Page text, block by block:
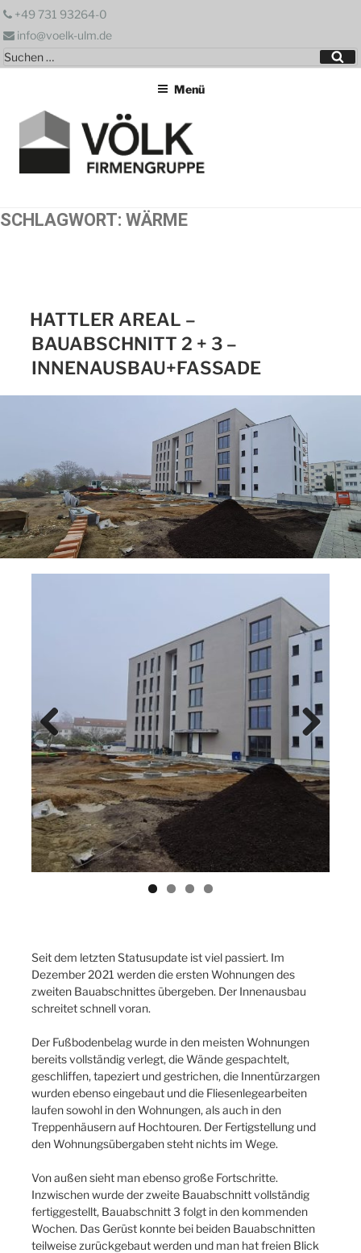
Zum
springen
+49 731 93264-0
info@voelk-ulm.de
Suchen
nach:
Menü
SCHLAGWORT: WÄRME
HATTLER AREAL –
BAUABSCHNITT 2 + 3 –
INNENAUSBAU+FASSADE
Previ
ous
Next
Seit dem letzten Statusupdate ist viel passiert. Im
Dezember 2021 werden die ersten Wohnungen des
zweiten Bauabschnittes übergeben. Der Innenausbau
schreitet schnell voran.
Der Fußbodenbelag wurde in den meisten Wohnungen
bereits vollständig verlegt, die Wände gespachtelt,
geschliffen, tapeziert und gestrichen, die Innentürzargen
wurden ebenso eingebaut und die Fliesenlegearbeiten
laufen sowohl in den Wohnungen, als auch in den
Treppenhäusern auf Hochtouren. Der Fertigstellung und
den Wohnungsübergaben steht nichts im Wege.
Von außen sieht man ebenso große Fortschritte.
Inzwischen wurde der zweite Bauabschnitt vollständig
fertiggestellt, Bauabschnitt 3 folgt in den kommenden
Wochen. Das Gerüst konnte bei beiden Bauabschnitten
teilweise zurückgebaut werden und man hat freien Blick